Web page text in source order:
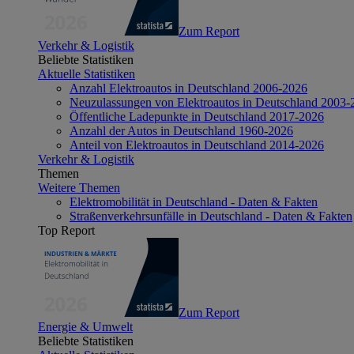
Zum Report
Verkehr & Logistik
Beliebte Statistiken
Aktuelle Statistiken
Anzahl Elektroautos in Deutschland 2006-2026
Neuzulassungen von Elektroautos in Deutschland 2003-
Öffentliche Ladepunkte in Deutschland 2017-2026
Anzahl der Autos in Deutschland 1960-2026
Anteil von Elektroautos in Deutschland 2014-2026
Verkehr & Logistik
Themen
Weitere Themen
Elektromobilität in Deutschland - Daten & Fakten
Straßenverkehrsunfälle in Deutschland - Daten & Fakten
Top Report
Zum Report
Energie & Umwelt
Beliebte Statistiken